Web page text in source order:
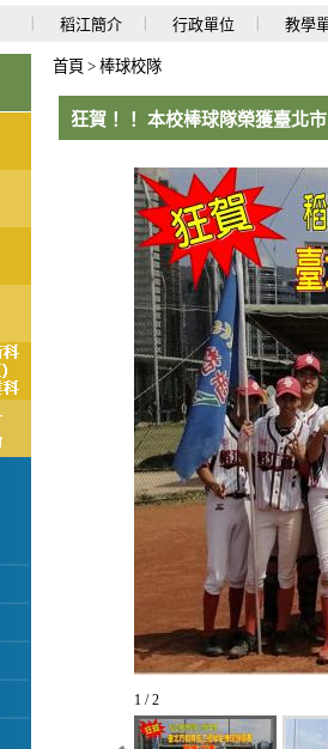
稻江簡介 行政單位 教學
首頁 > 棒球校隊
狂賀！！ 本校棒球隊榮獲臺北
1 / 2